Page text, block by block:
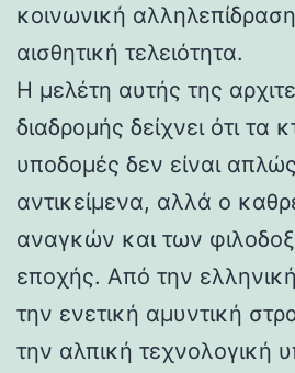
κοινωνική
αισθητική τελειότητα.
Η μελέτη αυτής της
διαδρομής δείχνει ότι τα
υποδομές δεν είναι
αντικείμενα, αλλά ο
αναγκών και των
εποχής. Από την
την ενετική αμυντική
την αλπική τεχνολογική